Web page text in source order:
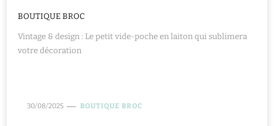
BOUTIQUE BROC
Vintage & design : Le petit vide-poche en laiton qui sublimera
votre décoration
30/08/2025 BOUTIQUE BROC